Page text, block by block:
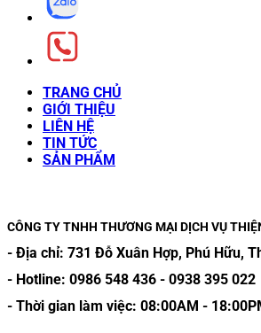
TRANG CHỦ
GIỚI THIỆU
LIÊN HỆ
TIN TỨC
SẢN PHẨM
CÔNG TY TNHH THƯƠNG MẠI DỊCH VỤ
- Địa chỉ: 731 Đỗ Xuân Hợp, Phú Hữu,
- Hotline: 0986 548 436 - 0938 395 022
- Thời gian làm việc: 08:00AM -